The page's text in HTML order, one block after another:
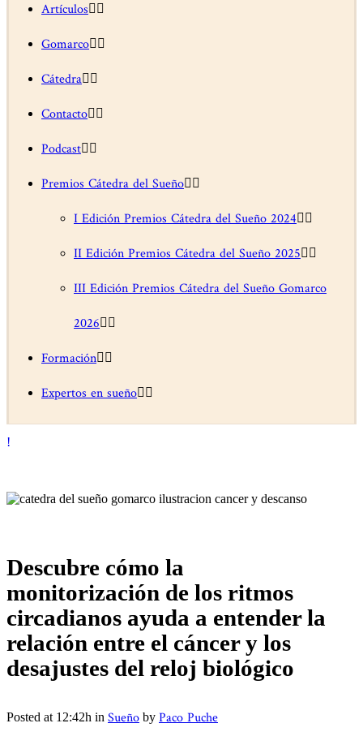
Artículos
Gomarco
Cátedra
Contacto
Podcast
Premios Cátedra del Sueño
I Edición Premios Cátedra del Sueño 2024
II Edición Premios Cátedra del Sueño 2025
III Edición Premios Cátedra del Sueño Gomarco
2026
Formación
Expertos en sueño
Descubre cómo la
monitorización de los ritmos
circadianos ayuda a entender la
relación entre el cáncer y los
desajustes del reloj biológico
Posted at 12:42h in Sueño by Paco Puche